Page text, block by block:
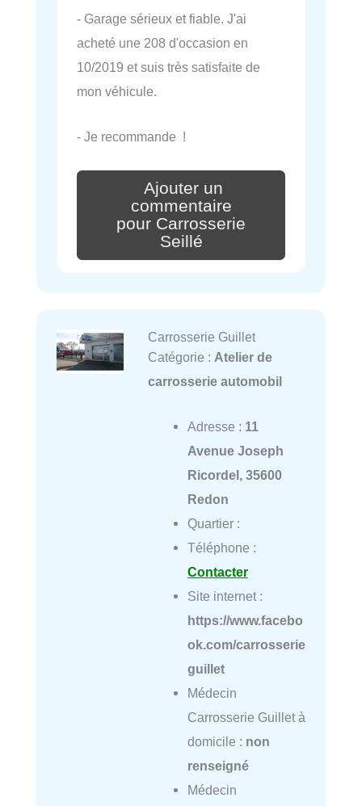
- Garage sérieux et fiable. J'ai
acheté une 208 d'occasion en
10/2019 et suis très satisfaite de
mon véhicule.
- Je recommande !
Ajouter un
commentaire
pour Carrosserie
Seillé
Carrosserie Guillet
Catégorie : Atelier de
carrosserie automobil
Adresse : 11
Avenue Joseph
Ricordel, 35600
Redon
Quartier :
Téléphone :
Contacter
Site internet :
https://www.facebo
ok.com/carrosserie
guillet
Médecin
Carrosserie Guillet à
domicile : non
renseigné
Médecin